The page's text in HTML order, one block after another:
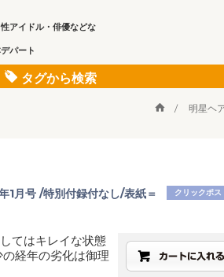
アイドル・俳優などな
パート
タグから検索
明星ヘ
クリックポス
1月号 /特別付録付なし/表紙＝
てはキレイな状態
経年の劣化は御理